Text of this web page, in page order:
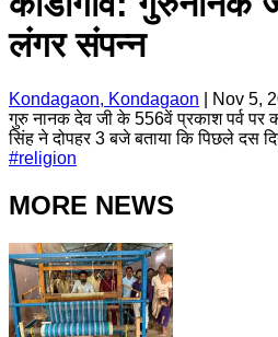
लंगर संपन्न
Kondagaon, Kondagaon
Nov 5,
गुरु नानक देव जी के 556वें प्रकाश पर्व पर
सिंह ने दोपहर 3 बजे बताया कि पिछले दस
#religion
MORE NEWS